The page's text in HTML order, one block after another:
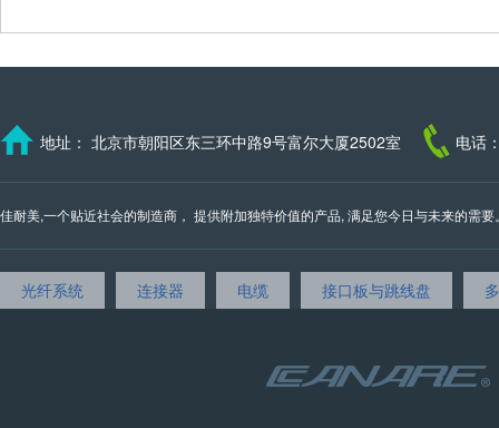
地址： 北京市朝阳区东三环中路9号富尔大厦2502室 电话
佳耐美,一个贴近社会的制造商， 提供附加独特价值的产品, 满足您今日与未来的需
光纤系统 连接器 电缆 接口板与跳线盘